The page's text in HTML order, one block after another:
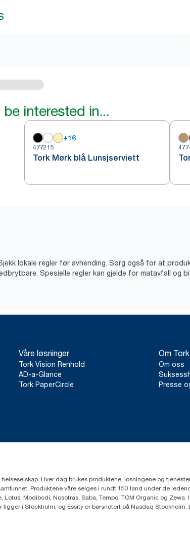
interested in...
+16
477215
Tork Mørk blå Lunsjserviett
lokale regler før avhending. Sørg også for at
Spesielle regler kan gjelde for matavfall og
Våre løsninger
Tork Vision Renhold
AD-a-Glance
Tork PaperCircle
Om Tork
Om oss
Presse
Hver dag brukes produktene, løsningene og
Produktene våre selges i rundt 150 land under de
Modibodi, Nosotras, Saba, Tempo, TOM Organic og
i Stockholm, og Essity er børsnotert på Nasdaq Stockholm.